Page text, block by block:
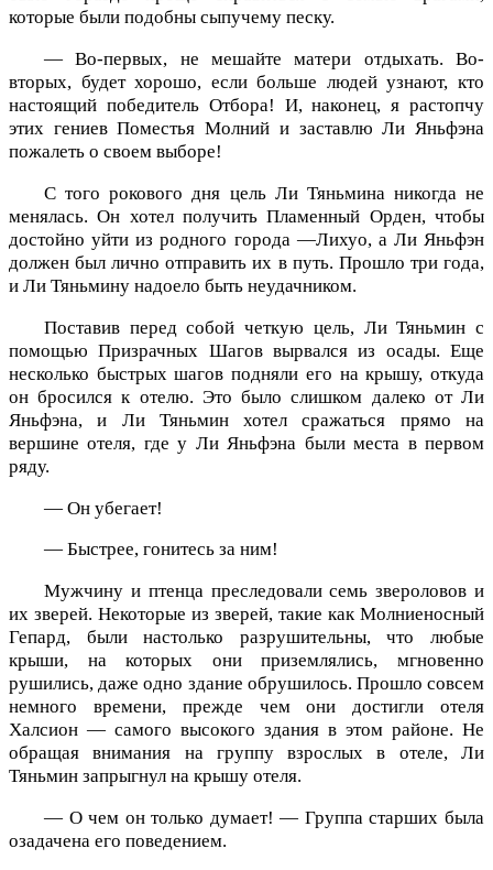
которые были подобны сыпучему песку.
— Во-первых, не мешайте матери отдыхать. Во-
вторых, будет хорошо, если больше людей узнают, кто
настоящий победитель Отбора! И, наконец, я растопчу
этих гениев Поместья Молний и заставлю Ли Яньфэна
пожалеть о своем выборе!
С того рокового дня цель Ли Тяньмина никогда не
менялась. Он хотел получить Пламенный Орден, чтобы
достойно уйти из родного города —Лихуо, а Ли Яньфэн
должен был лично отправить их в путь. Прошло три года,
и Ли Тяньмину надоело быть неудачником.
Поставив перед собой четкую цель, Ли Тяньмин с
помощью Призрачных Шагов вырвался из осады. Еще
несколько быстрых шагов подняли его на крышу, откуда
он бросился к отелю. Это было слишком далеко от Ли
Яньфэна, и Ли Тяньмин хотел сражаться прямо на
вершине отеля, где у Ли Яньфэна были места в первом
ряду.
— Он убегает!
— Быстрее, гонитесь за ним!
Мужчину и птенца преследовали семь звероловов и
их зверей. Некоторые из зверей, такие как Молниеносный
Гепард, были настолько разрушительны, что любые
крыши, на которых они приземлялись, мгновенно
рушились, даже одно здание обрушилось. Прошло совсем
немного времени, прежде чем они достигли отеля
Халсион — самого высокого здания в этом районе. Не
обращая внимания на группу взрослых в отеле, Ли
Тяньмин запрыгнул на крышу отеля.
— О чем он только думает! — Группа старших была
озадачена его поведением.